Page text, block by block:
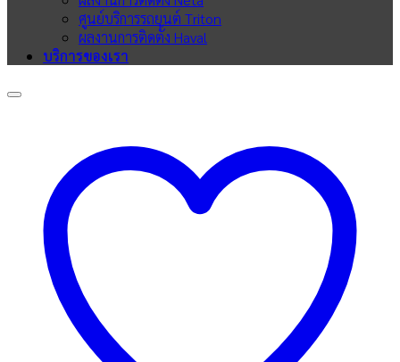
ศูนย์บริการรถยนต์ Triton
ผลงานการติดตั้ง Haval
บริการของเรา